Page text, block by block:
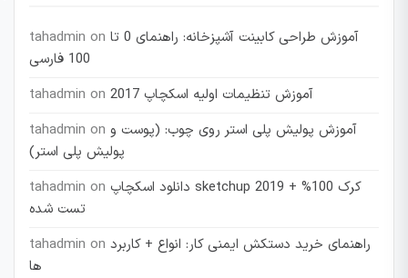
tahadmin on آموزش طراحی کابینت آشپزخانه: راهنمای 0 تا
100 فارسی
tahadmin on
آموزش تنظیمات اولیه اسکچاپ 2017
tahadmin on آموزش پولیش پلی استر روی چوب: (پوست و
پولیش پلی استر)
tahadmin on دانلود اسکچاپ sketchup 2019 + کرک 100%
تست شده
tahadmin on راهنمای خرید دستکش ایمنی کار: انواع + کاربرد
ها